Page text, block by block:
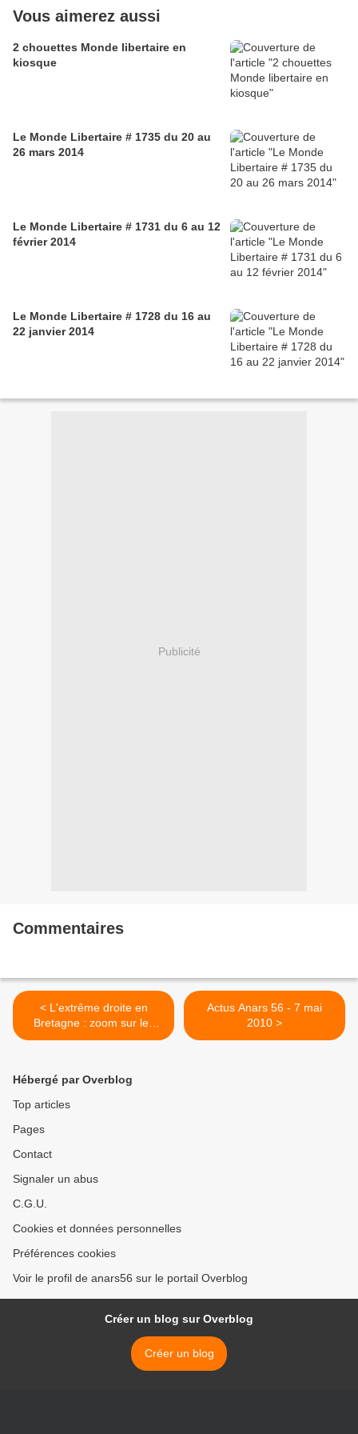
Vous aimerez aussi
2 chouettes Monde libertaire en
kiosque
Le Monde Libertaire # 1735 du 20 au
26 mars 2014
Le Monde Libertaire # 1731 du 6 au 12
février 2014
Le Monde Libertaire # 1728 du 16 au
22 janvier 2014
Publicité
Commentaires
< L'extrême droite en
Bretagne : zoom sur les
identitaires - Mieux les
Actus Anars 56 - 7 mai
2010 >
Hébergé par Overblog
Top articles
Pages
Contact
Signaler un abus
C.G.U.
Cookies et données personnelles
Préférences cookies
Voir le profil de anars56 sur le portail Overblog
Créer un blog sur Overblog
Créer un blog